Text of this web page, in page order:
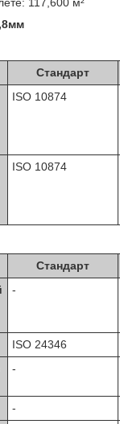
Стандарт
ISO 10874
ISO 10874
Стандарт
-
ISO 24346
-
-